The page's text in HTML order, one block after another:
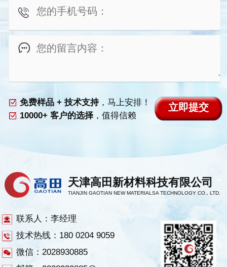
免费样品 + 技术支持，马上安排！
10000+ 客户的选择，值得信赖
天津高田新材料科技有限公司
TIANJIN GAOTIAN NEW MATERIALSA TECHNOLOGY CO., LTD.
联系人：李经理
技术热线：180 0204 9059
微信：2028930885